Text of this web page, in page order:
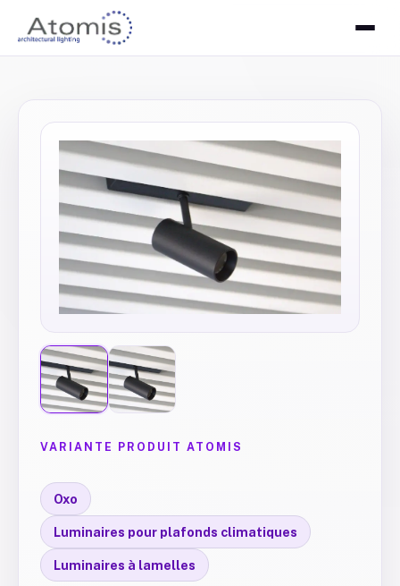
VARIANTE PRODUIT ATOMIS
Oxo
Luminaires pour plafonds climatiques
Luminaires à lamelles